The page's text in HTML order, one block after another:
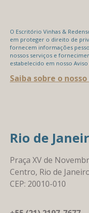
O Escritório Vinhas &
em proteger o direito de
fornecem informações
nossos serviços e
estabelecido em nosso
Saiba sobre o
Rio de
Praça XV de
Centro, Rio de
CEP: 20010-010